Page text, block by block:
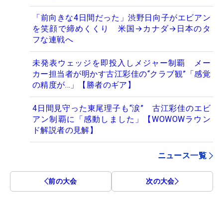
「前向きな4日間だった」渋野日向子がエビアン
を笑顔で締めくくり 米国→カナダ→日本のタ
フな連戦へ
未発表ウェッジを即投入しメジャー制覇 メー
カー担当者が明かす古江彩佳の“クラブ観”「感覚
の精度が…」【勝者のギア】
4日間見守った東尾理子も“涙” 古江彩佳のエビ
アン制覇に「感動しました」【WOWOWラウン
ド解説者の見解】
ニュース一覧
前の大会 次の大会